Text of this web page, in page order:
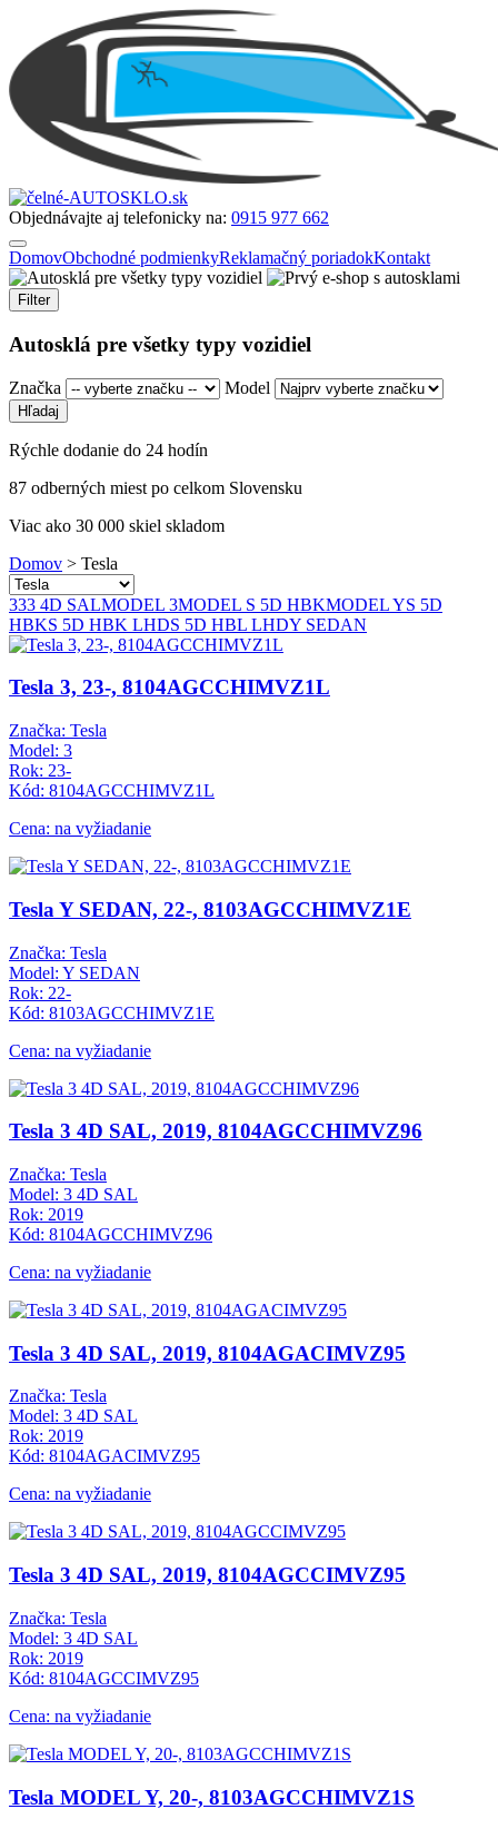
Objednávajte aj telefonicky na: 0915 977 662
DomovObchodné podmienkyReklamačný poriadokKontakt
Filter
Autosklá pre všetky typy vozidiel
Značka Model
Rýchle dodanie do 24 hodín
87 odberných miest po celkom Slovensku
Viac ako 30 000 skiel skladom
Domov > Tesla
333 4D SALMODEL 3MODEL S 5D HBKMODEL YS 5D
HBKS 5D HBK LHDS 5D HBL LHDY SEDAN
Tesla 3, 23-, 8104AGCCHIMVZ1L
Značka: Tesla
Model: 3
Rok: 23-
Kód: 8104AGCCHIMVZ1L
Cena: na vyžiadanie
Tesla Y SEDAN, 22-, 8103AGCCHIMVZ1E
Značka: Tesla
Model: Y SEDAN
Rok: 22-
Kód: 8103AGCCHIMVZ1E
Cena: na vyžiadanie
Tesla 3 4D SAL, 2019, 8104AGCCHIMVZ96
Značka: Tesla
Model: 3 4D SAL
Rok: 2019
Kód: 8104AGCCHIMVZ96
Cena: na vyžiadanie
Tesla 3 4D SAL, 2019, 8104AGACIMVZ95
Značka: Tesla
Model: 3 4D SAL
Rok: 2019
Kód: 8104AGACIMVZ95
Cena: na vyžiadanie
Tesla 3 4D SAL, 2019, 8104AGCCIMVZ95
Značka: Tesla
Model: 3 4D SAL
Rok: 2019
Kód: 8104AGCCIMVZ95
Cena: na vyžiadanie
Tesla MODEL Y, 20-, 8103AGCCHIMVZ1S